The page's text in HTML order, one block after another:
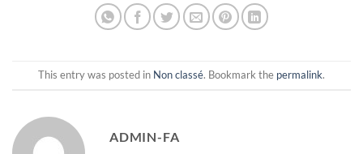
This entry was posted in Non classé. Bookmark the permalink.
ADMIN-FA